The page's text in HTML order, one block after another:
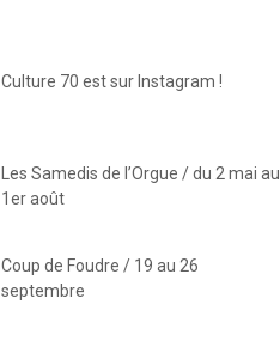
Culture 70 est sur Instagram !
Les Samedis de l’Orgue / du 2 mai au
1er août
Coup de Foudre / 19 au 26
septembre